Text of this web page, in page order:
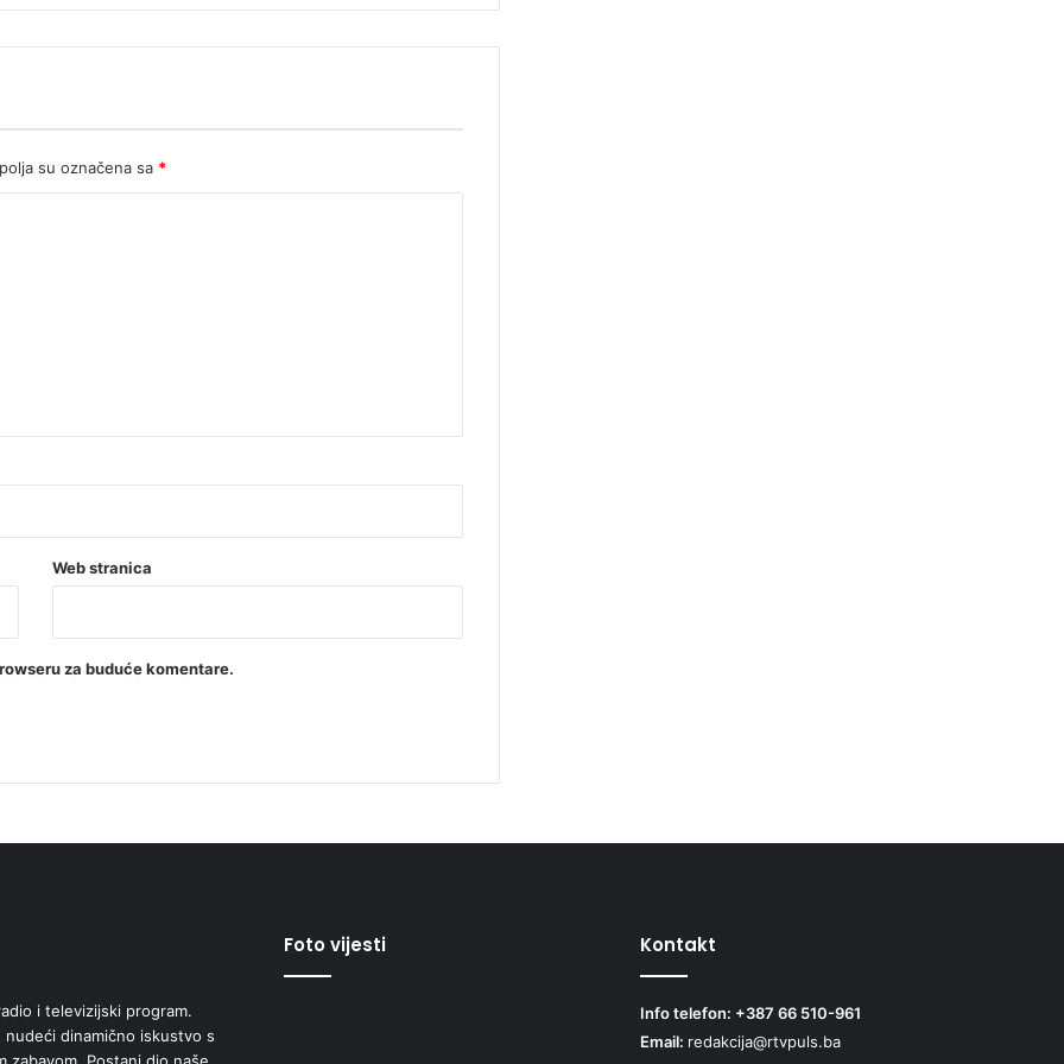
su označena sa *
Web stranica
za buduće komentare.
i televizijski program.
nudeći dinamično iskustvo s
Foto vijesti Kontakt
Info telefon: +387 66 510-961
Email: redakcija@rtvpuls.ba